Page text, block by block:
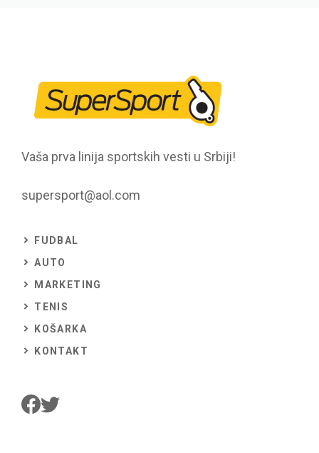
Vaša prva linija sportskih vesti u Srbiji!
supersport@aol.com
FUDBAL
AUTO
MARKETING
TENIS
KOŠARKA
KONTAKT